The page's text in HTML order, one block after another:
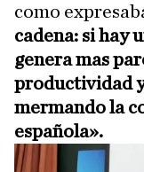
como
cadena: si hay
genera mas
productividad
mermando la
española».